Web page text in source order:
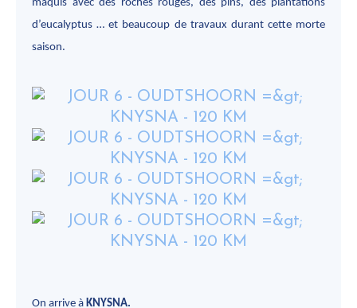
maquis avec des roches rouges, des pins, des plantations
d’eucalyptus … et beaucoup de travaux durant cette morte
saison.
On arrive à KNYSNA.